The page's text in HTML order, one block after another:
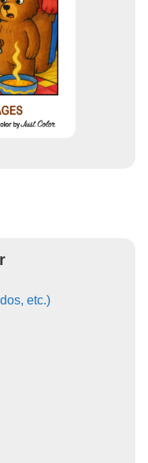
etc.)